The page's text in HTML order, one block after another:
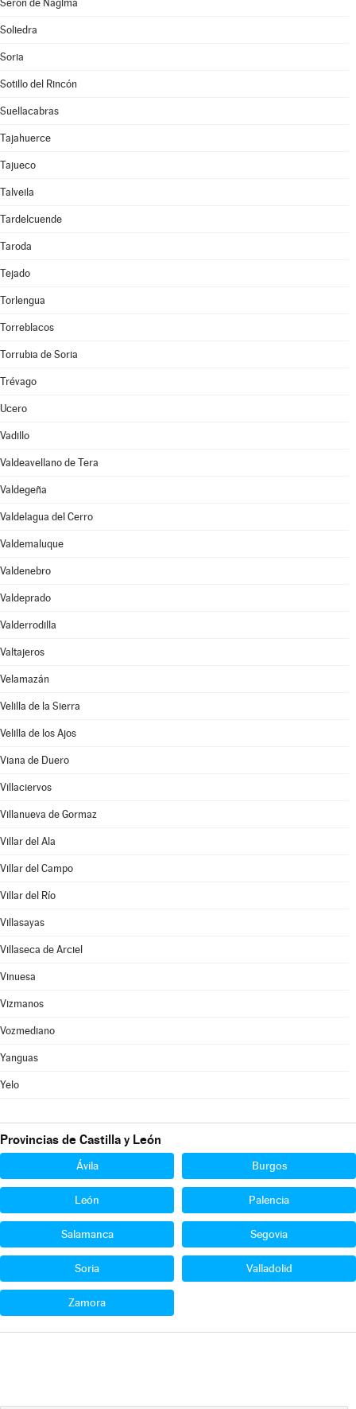
Serón de Nágima
Soliedra
Soria
Sotillo del Rincón
Suellacabras
Tajahuerce
Tajueco
Talveila
Tardelcuende
Taroda
Tejado
Torlengua
Torreblacos
Torrubia de Soria
Trévago
Ucero
Vadillo
Valdeavellano de Tera
Valdegeña
Valdelagua del Cerro
Valdemaluque
Valdenebro
Valdeprado
Valderrodilla
Valtajeros
Velamazán
Velilla de la Sierra
Velilla de los Ajos
Viana de Duero
Villaciervos
Villanueva de Gormaz
Villar del Ala
Villar del Campo
Villar del Río
Villasayas
Villaseca de Arciel
Vinuesa
Vizmanos
Vozmediano
Yanguas
Yelo
Provincias de Castilla y León
Ávila Burgos
León Palencia
Salamanca Segovia
Soria Valladolid
Zamora